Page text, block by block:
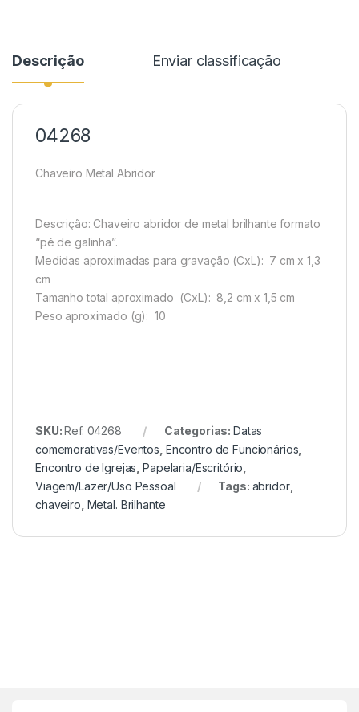
Descrição Enviar classificação
04268
Chaveiro Metal Abridor
Descrição: Chaveiro abridor de metal brilhante formato
“pé de galinha”.
Medidas aproximadas para gravação (CxL): 7 cm x 1,3
cm
Tamanho total aproximado (CxL): 8,2 cm x 1,5 cm
Peso aproximado (g): 10
SKU:Ref. 04268 Categorias: Datas
comemorativas/Eventos Encontro de Funcionários
Encontro de Igrejas ,Papelaria/Escritório
Viagem/Lazer/Uso Pessoal
Tags: abridor,
chaveiro Metal. Brilhante